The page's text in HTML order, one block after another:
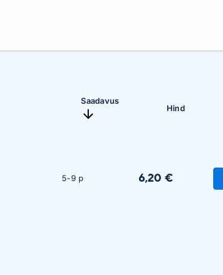
Saadavus
Hind
5-9 p 6,20 €